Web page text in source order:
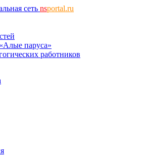
сеть nsportal.ru
паруса»
работников